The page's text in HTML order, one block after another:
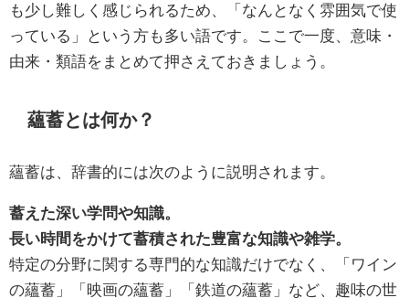
も少し難しく感じられるため、「なんとなく雰囲気で使
っている」という方も多い語です。ここで一度、意味・
由来・類語をまとめて押さえておきましょう。
蘊蓄とは何か？
蘊蓄は、辞書的には次のように説明されます。
蓄えた深い学問や知識。
長い時間をかけて蓄積された豊富な知識や雑学。
特定の分野に関する専門的な知識だけでなく、「ワイン
の蘊蓄」「映画の蘊蓄」「鉄道の蘊蓄」など、趣味の世